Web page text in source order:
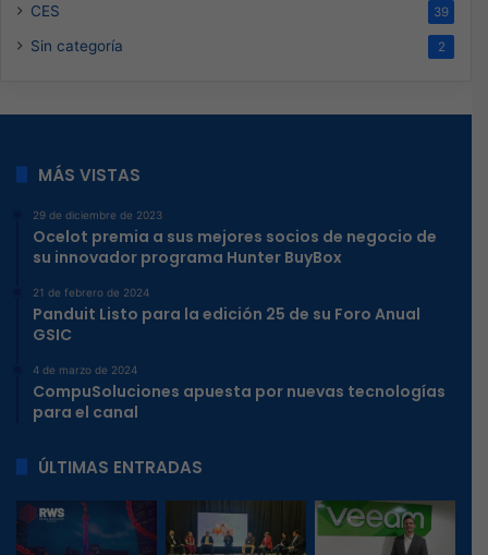
CES 39
Sin categoría 2
MÁS VISTAS
29 de diciembre de 2023
Ocelot premia a sus mejores socios de negocio de
su innovador programa Hunter BuyBox
21 de febrero de 2024
Panduit Listo para la edición 25 de su Foro Anual
GSIC
4 de marzo de 2024
CompuSoluciones apuesta por nuevas tecnologías
para el canal
ÚLTIMAS ENTRADAS